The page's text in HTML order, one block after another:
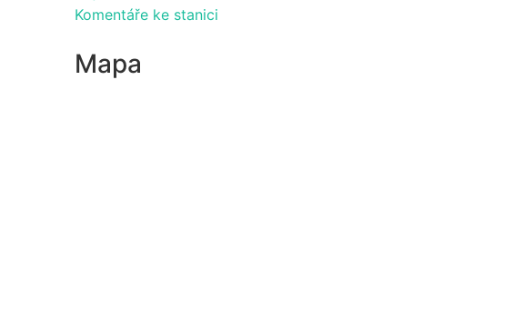
Komentáře ke stanici
Mapa